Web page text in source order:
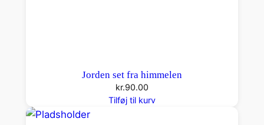
Jorden set fra himmelen
kr.90.00
Tilføj til kurv